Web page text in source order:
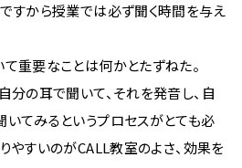
すから授業では必ず聞く時間を与え
重要なことは何かとたずねた。
分の耳で聞いて、それを発音し、自
てみるというプロセスがとても必
やすいのがCALL教室のよさ、効果を